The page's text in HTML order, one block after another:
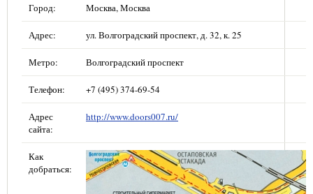
Город: Москва, Москва
Адрес: ул. Волгоградский проспект, д. 32, к. 25
Метро: Волгоградский проспект
Телефон: +7 (495) 374-69-54
Адрес
сайта:
http://www.doors007.ru/
Как
добраться: